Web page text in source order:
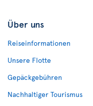
Über uns
Reiseinformationen
Unsere Flotte
Gepäckgebühren
Nachhaltiger Tourismus